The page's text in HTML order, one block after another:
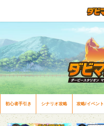
初心者手引き シナリオ攻略 攻略/イベント